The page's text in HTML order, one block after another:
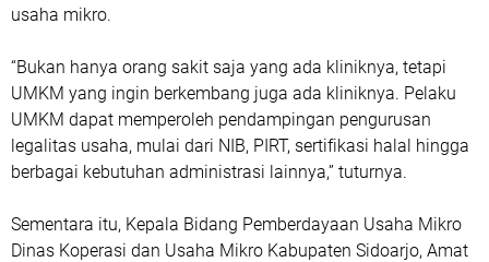
usaha mikro.
“Bukan hanya orang sakit saja yang ada kliniknya, tetapi
UMKM yang ingin berkembang juga ada kliniknya. Pelaku
UMKM dapat memperoleh pendampingan pengurusan
legalitas usaha, mulai dari NIB, PIRT, sertifikasi halal hingga
berbagai kebutuhan administrasi lainnya,” tuturnya.
Sementara itu, Kepala Bidang Pemberdayaan Usaha Mikro
Dinas Koperasi dan Usaha Mikro Kabupaten Sidoarjo, Amat